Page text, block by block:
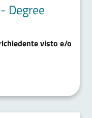
Degree
visto e/o